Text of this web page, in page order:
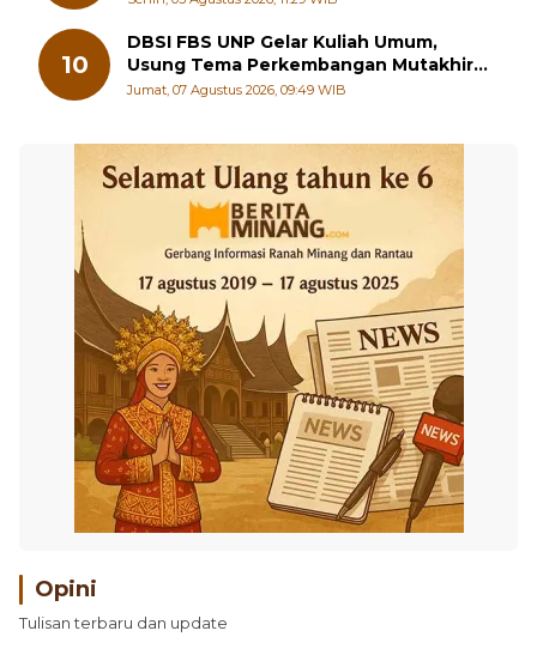
10
DBSI FBS UNP Gelar Kuliah Umum,
Usung Tema Perkembangan Mutakhir
Sastra Dunia
Jumat, 07 Agustus 2026, 09:49 WIB
Opini
Tulisan terbaru dan update